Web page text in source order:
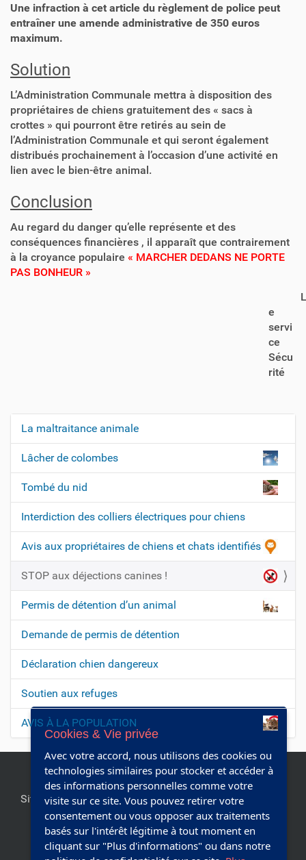
Une infraction à cet article du règlement de police peut
entraîner une amende administrative de 350 euros
maximum.
Solution
L’Administration Communale mettra à disposition des
propriétaires de chiens gratuitement des « sacs à
crottes » qui pourront être retirés au sein de
l’Administration Communale et qui seront également
distribués prochainement à l’occasion d’une activité en
lien avec le bien-être animal.
Conclusion
Au regard du danger qu’elle représente et des
conséquences financières , il apparaît que contrairement
à la croyance populaire « MARCHER DEDANS NE PORTE
PAS BONHEUR »
L
e
servi
ce
Sécu
rité
N
a
v
i
a
t
i
n
La maltraitance animale
Lâcher de colombes
Tombé du nid
Interdiction des colliers électriques pour chiens
Avis aux propriétaires de chiens et chats identifiés
STOP aux déjections canines !
Permis de détention d’un animal
Demande de permis de détention
Déclaration chien dangereux
Soutien aux refuges
AVIS À LA POPULATION
Site officiel de la commune de Chapelle-lez-Herlaimont.
Editeur responsable:Collège communal
Réalisé avec Plone & Python
Cookies & Vie privée
Avec votre accord, nous utilisons des cookies ou
technologies similaires pour stocker et accéder à
des informations personnelles comme votre
visite sur ce site. Vous pouvez retirer votre
consentement ou vous opposer aux traitements
basés sur l'intérêt légitime à tout moment en
cliquant sur "Plus d'informations" ou dans notre